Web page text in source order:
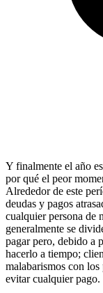
Y finalmente el año
por qué el peor
Alrededor de este
deudas y pagos
cualquier persona de
generalmente se
pagar pero, debido a
hacerlo a tiempo;
malabarismos con
evitar cualquier pago.